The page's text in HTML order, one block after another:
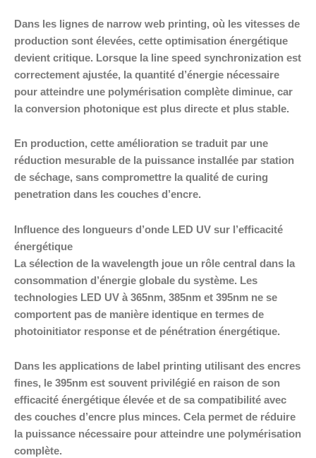
Dans les lignes de narrow web printing, où les vitesses de
production sont élevées, cette optimisation énergétique
devient critique. Lorsque la line speed synchronization est
correctement ajustée, la quantité d’énergie nécessaire
pour atteindre une polymérisation complète diminue, car
la conversion photonique est plus directe et plus stable.
En production, cette amélioration se traduit par une
réduction mesurable de la puissance installée par station
de séchage, sans compromettre la qualité de curing
penetration dans les couches d’encre.
Influence des longueurs d’onde LED UV sur l’efficacité
énergétique
La sélection de la wavelength joue un rôle central dans la
consommation d’énergie globale du système. Les
technologies LED UV à 365nm, 385nm et 395nm ne se
comportent pas de manière identique en termes de
photoinitiator response et de pénétration énergétique.
Dans les applications de label printing utilisant des encres
fines, le 395nm est souvent privilégié en raison de son
efficacité énergétique élevée et de sa compatibilité avec
des couches d’encre plus minces. Cela permet de réduire
la puissance nécessaire pour atteindre une polymérisation
complète.